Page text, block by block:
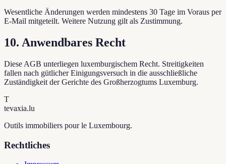
Wesentliche Änderungen werden mindestens 30 Tage im Voraus per
E-Mail mitgeteilt. Weitere Nutzung gilt als Zustimmung.
10. Anwendbares Recht
Diese AGB unterliegen luxemburgischem Recht. Streitigkeiten
fallen nach gütlicher Einigungsversuch in die ausschließliche
Zuständigkeit der Gerichte des Großherzogtums Luxemburg.
T
tevaxia.lu
Outils immobiliers pour le Luxembourg.
Rechtliches